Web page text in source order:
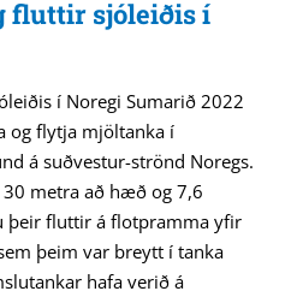
fluttir sjóleiðis í
í Noregi Sumarið 2022
og flytja mjöltanka í
á suðvestur-strönd Noregs.
metra að hæð og 7,6
þeir fluttir á flotpramma yfir
þeim var breytt í tanka
hafa verið á